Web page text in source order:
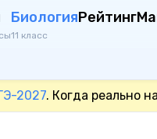
Биология
11 класс
Рейтинг
2027. Когда реально